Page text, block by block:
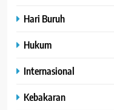
Hari Buruh
Hukum
Internasional
Kebakaran